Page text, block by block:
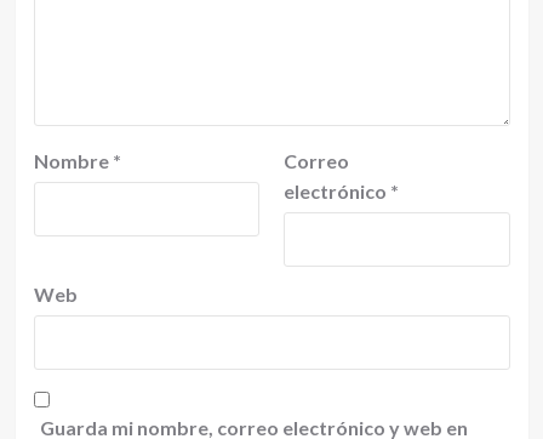
Nombre *
Correo
electrónico *
Web
Guarda mi nombre, correo electrónico y web en